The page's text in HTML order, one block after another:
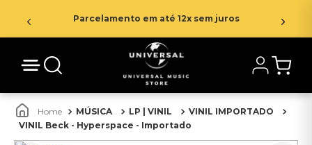
Parcelamento em até 12x sem juros
MÚSICA LP | VINIL
VINIL IMPORTADO
VINIL Beck - Hyperspace - Importado